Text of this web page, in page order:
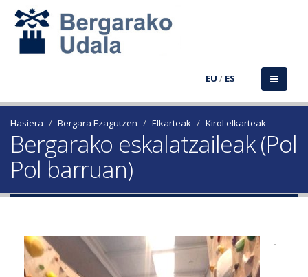
EU / ES
Hasiera Bergara Ezagutzen Elkarteak Kirol elkarteak
Bergarako eskalatzaileak (Pol
Pol barruan)
-